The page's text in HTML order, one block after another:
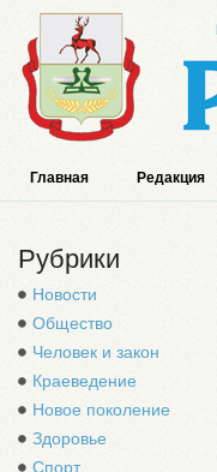
Главная Редакция
Рубрики
Новости
Общество
Человек и закон
Краеведение
Новое поколение
Здоровье
Спорт